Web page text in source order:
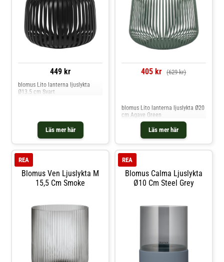
449 kr
Läs mer här
blomus Lito lanterna ljuslykta
Ø13.5 cm Svart
405 kr (629 kr)
Läs mer här
blomus Lito lanterna ljuslykta Ø20
cm Agave Green
Blomus Ven Ljuslykta M
15,5 Cm Smoke
REA
Blomus Calma Ljuslykta
Ø10 Cm Steel Grey
REA